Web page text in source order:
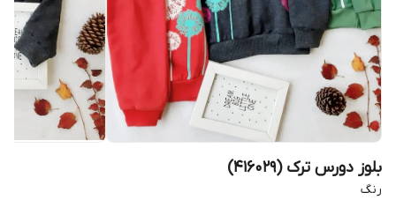
بلوز دورس ترک (416029)
رنگ